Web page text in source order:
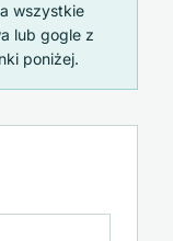
wszystkie
lub gogle z
poniżej.